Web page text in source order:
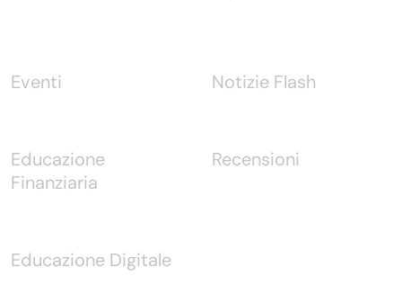
Eventi
Educazione
Finanziaria
Educazione Digitale
Notizie Flash
Recensioni